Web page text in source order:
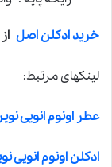
خرید ادکلن اصل
لینکهای مرتبط:
عطر اونوم انویی نویر
ادکلن اونوم انویی